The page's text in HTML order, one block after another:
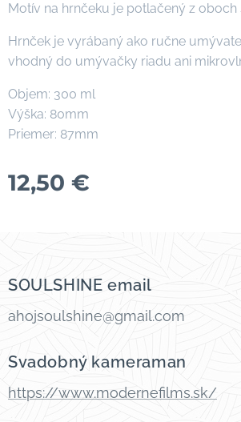
Motív na hrnčeku je potlačený z oboch
Hrnček je vyrábaný ako ručne
vhodný do umývačky riadu ani
Objem: 300 ml
Výška: 80mm
Priemer: 87mm
12,50 €
SOULSHINE email
ahojsoulshine@gmail.com
Svadobný kameraman
https://www.modernefilms.sk/